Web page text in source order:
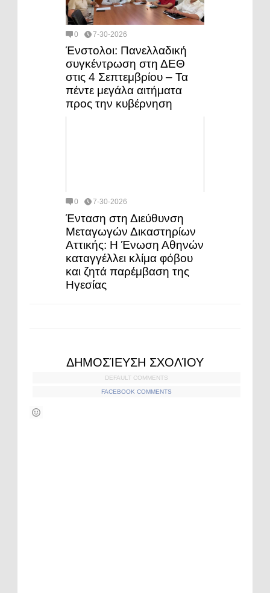
0 7-30-2026
Ένστολοι: Πανελλαδική
συγκέντρωση στη ΔΕΘ
στις 4 Σεπτεμβρίου – Τα
πέντε μεγάλα αιτήματα
προς την κυβέρνηση
0 7-30-2026
Ένταση στη Διεύθυνση
Μεταγωγών Δικαστηρίων
Αττικής: Η Ένωση Αθηνών
καταγγέλλει κλίμα φόβου
και ζητά παρέμβαση της
Ηγεσίας
ΔΗΜΟΣΊΕΥΣΗ ΣΧΟΛΊΟΥ
DEFAULT COMMENTS
FACEBOOK COMMENTS